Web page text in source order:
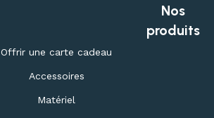
Nos
produits
Offrir une carte cadeau
Accessoires
Matériel